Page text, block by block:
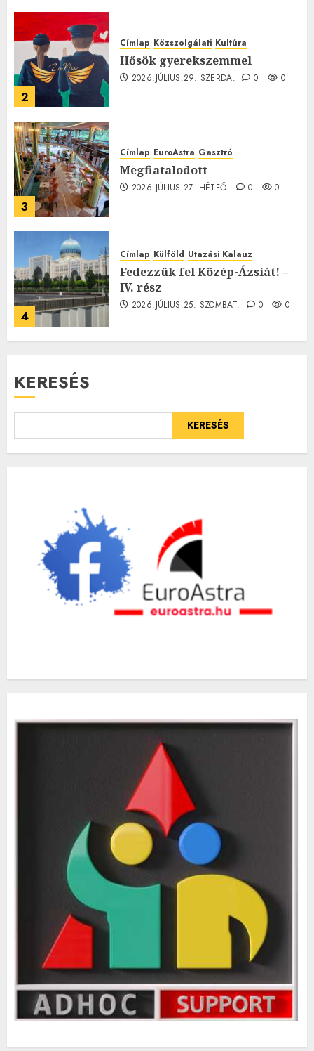
2
Címlap Közszolgálati Kultúra
Hősök gyerekszemmel
2026.JÚLIUS.29. SZERDA. 0 0
3
Címlap EuroAstra Gasztró
Megfiatalodott
2026.JÚLIUS.27. HÉTFŐ. 0 0
4
Címlap Külföld Utazási Kalauz
Fedezzük fel Közép-Ázsiát! –
IV. rész
2026.JÚLIUS.25. SZOMBAT. 0 0
KERESÉS
KERESÉS